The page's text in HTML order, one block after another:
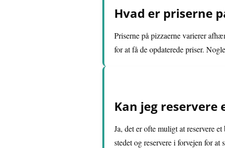
Hvad er priserne
Priserne på pizzaerne varierer
for at få de opdaterede priser.
Kan jeg reservere
Ja, det er ofte muligt at reservere
stedet og reservere i forvejen for at